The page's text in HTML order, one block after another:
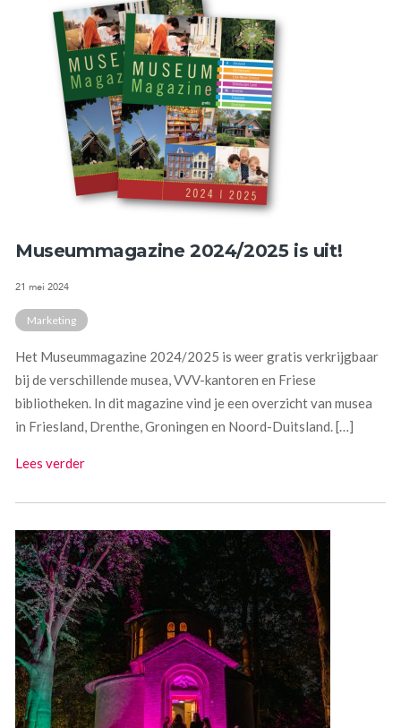
Museummagazine 2024/2025 is uit!
21 mei 2024
Marketing
Het Museummagazine 2024/2025 is weer gratis verkrijgbaar
bij de verschillende musea, VVV-kantoren en Friese
bibliotheken. In dit magazine vind je een overzicht van musea
in Friesland, Drenthe, Groningen en Noord-Duitsland. […]
Lees verder